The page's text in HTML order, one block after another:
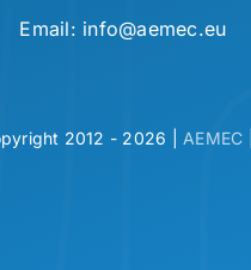
Email: info@aemec.eu
2012 - 2026 | AEMEC